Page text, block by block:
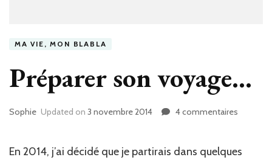
MA VIE, MON BLABLA
Préparer son voyage…
Sophie Updated on 3 novembre 2014 4 commentaires
voyage…
En 2014, j’ai décidé que je partirais dans quelques